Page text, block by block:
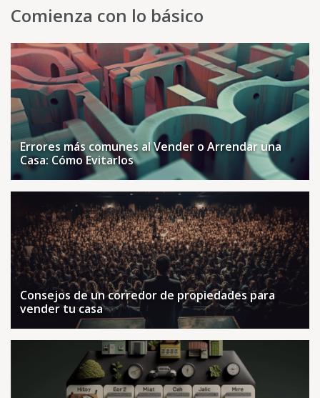
Comienza con lo básico
Errores más comunes al Vender o Arrendar una
Casa: Cómo Evitarlos
Consejos de un corredor de propiedades para
vender tu casa